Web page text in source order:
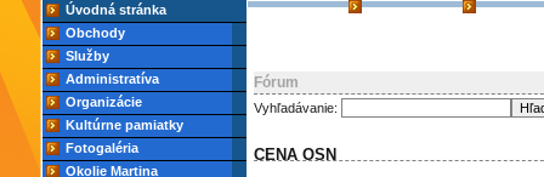
Úvodná stránka
Obchody
Služby
Administratíva
Organizácie
Kultúrne pamiatky
Fotogaléria
Okolie Martina
Fórum
Vyhľadávanie:
CENA OSN